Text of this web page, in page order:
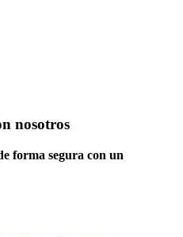
nosotros
forma segura con un